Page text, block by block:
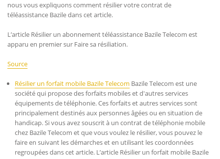
nous vous expliquons comment résilier votre contrat de
téléassistance Bazile dans cet article.
L’article Résilier un abonnement téléassistance Bazile Telecom est
apparu en premier sur Faire sa résiliation.
Source
Résilier un forfait mobile Bazile Telecom Bazile Telecom est une
société qui propose des forfaits mobiles et d'autres services
équipements de téléphonie. Ces forfaits et autres services sont
principalement destinés aux personnes âgées ou en situation de
handicap. Si vous avez souscrit à un contrat de téléphonie mobile
chez Bazile Telecom et que vous voulez le résilier, vous pouvez le
faire en suivant les démarches et en utilisant les coordonnées
regroupées dans cet article. L’article Résilier un forfait mobile Bazile